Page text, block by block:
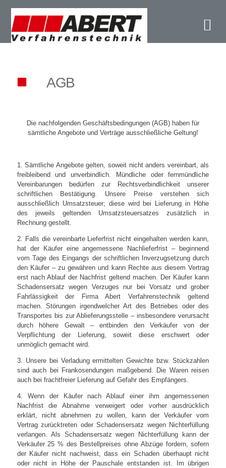
AGB
Die nachfolgenden Geschäftsbedingungen (AGB) haben für
sämtliche Angebote und Verträge ausschließliche Geltung!
1. Sämtliche Angebote gelten, soweit nicht anders vereinbart, als
freibleibend und unverbindlich. Mündliche oder fernmündliche
Vereinbarungen bedürfen zur Rechtsverbindlichkeit unserer
schriftlichen Bestätigung. Unsere Preise verstehen sich
ausschließlich Umsatzsteuer; diese wird bei Lieferung in Höhe
des jeweils geltenden Umsatzsteuersatzes zusätzlich in
Rechnung gestellt.
2. Falls die vereinbarte Lieferfrist nicht eingehalten werden kann,
hat der Käufer eine angemessene Nachlieferfrist – beginnend
vom Tage des Eingangs der schriftlichen Inverzugsetzung durch
den Käufer – zu gewähren und kann Rechte aus diesem Vertrag
erst nach Ablauf der Nachfrist geltend machen. Der Käufer kann
Schadensersatz wegen Verzuges nur bei Vorsatz und grober
Fahrlässigkeit der Firma Abert Verfahrenstechnik geltend
machen. Störungen irgendwelcher Art des Betriebes oder des
Transportes bis zur Ablieferungsstelle – insbesondere verursacht
durch höhere Gewalt – entbinden den Verkäufer von der
Verpflichtung der Lieferung, soweit diese erschwert oder
unmöglich gemacht wird.
3. Unsere bei Verladung ermittelten Gewichte bzw. Stückzahlen
sind auch bei Frankosendungen maßgebend. Die Waren reisen
auch bei frachtfreier Lieferung auf Gefahr des Empfängers.
4. Wenn der Käufer nach Ablauf einer ihm angemessenen
Nachfrist die Abnahme verweigert oder vorher ausdrücklich
erklärt, nicht abnehmen zu wollen, kann der Verkäufer vom
Vertrag zurücktreten oder Schadensersatz wegen Nichterfüllung
verlangen. Als Schadensersatz wegen Nichterfüllung kann der
Verkäufer 25 % des Bestellpreises ohne Abzüge fordern, sofern
der Käufer nicht nachweist, dass ein Schaden überhaupt nicht
oder nicht in Höhe der Pauschale entstanden ist. Im übrigen